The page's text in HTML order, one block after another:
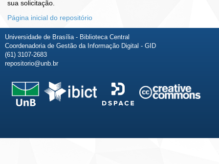
sua solicitação.
Página inicial do repositório
Universidade de Brasília - Biblioteca Central
Coordenadoria de Gestão da Informação Digital - GID
(61) 3107-2683
repositorio@unb.br